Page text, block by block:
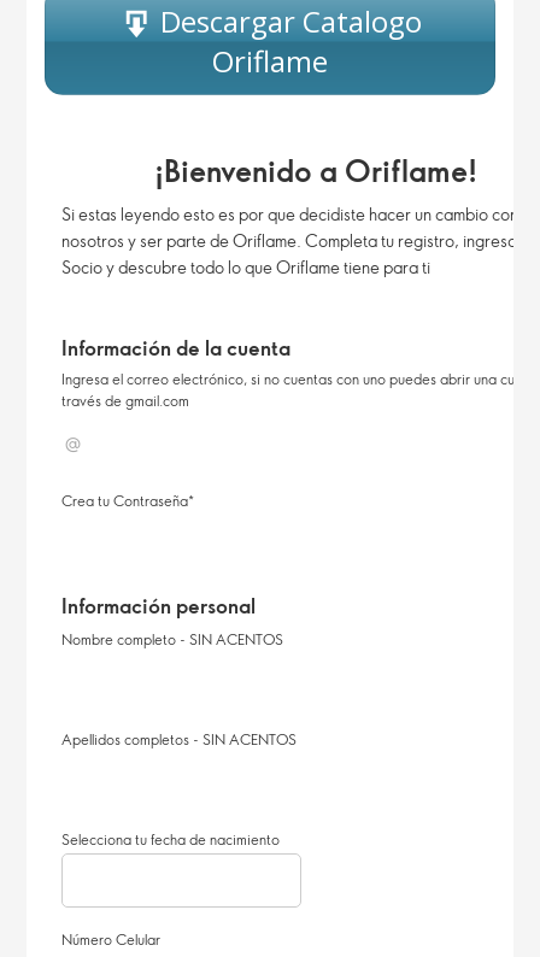
Descargar Catalogo
Oriflame